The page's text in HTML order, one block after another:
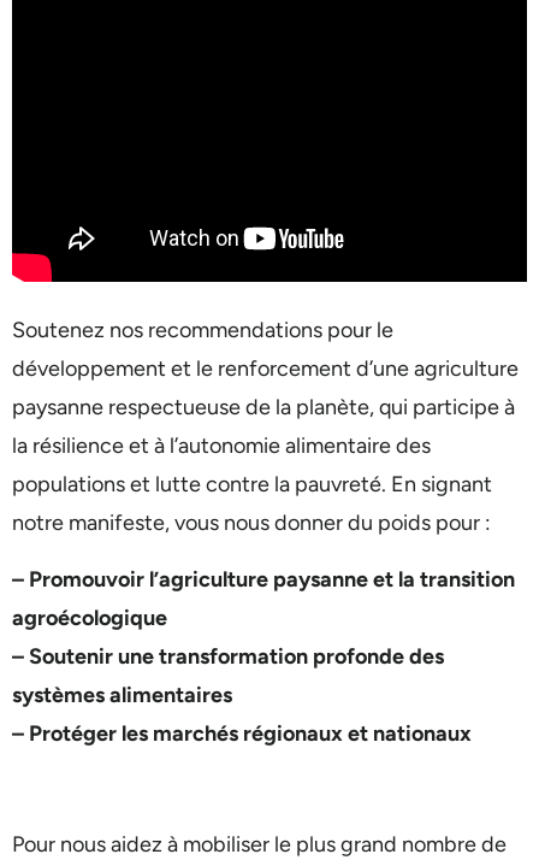
Soutenez nos recommendations pour le
développement et le renforcement d’une agriculture
paysanne respectueuse de la planète, qui participe à
la résilience et à l’autonomie alimentaire des
populations et lutte contre la pauvreté. En signant
notre manifeste, vous nous donner du poids pour :
– Promouvoir l’agriculture paysanne et la transition
agroécologique
– Soutenir une transformation profonde des
systèmes alimentaires
– Protéger les marchés régionaux et nationaux
Pour nous aidez à mobiliser le plus grand nombre de